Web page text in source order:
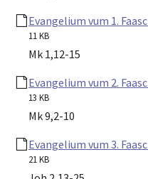
Evangelium vum 1.
11 KB
Mk 1,12-15
Evangelium vum 2.
13 KB
Mk 9,2-10
Evangelium vum 3.
21 KB